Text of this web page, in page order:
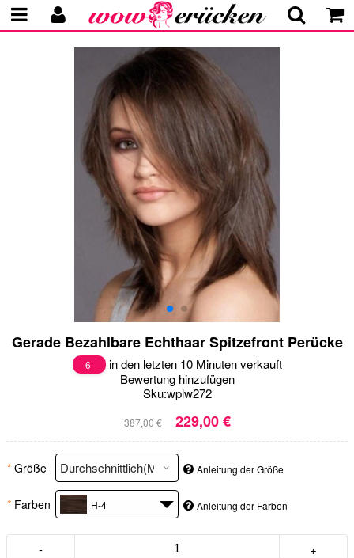
Gerade Bezahlbare Echthaar Spitzefront Perücke
6
in den letzten 10 Minuten verkauft
Bewertung hinzufügen
Sku:wplw272
387,00 € 229,00 €
* Größe Anleitung der Größe
* Farben H-4 Anleitung der Farben
- +